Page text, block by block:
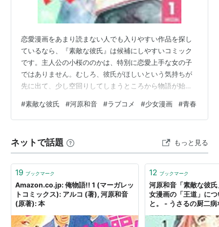
恋愛漫画をあまり読まない人でも入りやすい作品を探し
ているなら、『素敵な彼氏』は候補にしやすいコミック
です。主人公の小桜ののかは、特別に恋愛上手な女の子
ではありません。むしろ、彼氏がほしいという気持ちが
先に出て、少し空回りしてしまうところから物語が始ま
見たカウントダウンのカップルに憧れています。高校生
になったら自分にも自然に彼氏ができると思っていたけ
が、読者にも分かりやすい入口になっています。 恋に慣
れていないからこそ、行動が少しずれてしまう場面もあ
ります。ただ、その不器用さは嫌なものではなく、…
#素敵な彼氏 #河原和音 #ラブコメ #少女漫画 #青春
ネットで話題 もっと見る
19 ブックマーク
Amazon.co.jp: 俺物語!! 1 (マーガレッ
トコミックス): アルコ (著), 河原和音
(原著): 本
12 ブックマーク
河原和音「素敵な彼
女漫画の「王道」に
と。 - うさるの厨二